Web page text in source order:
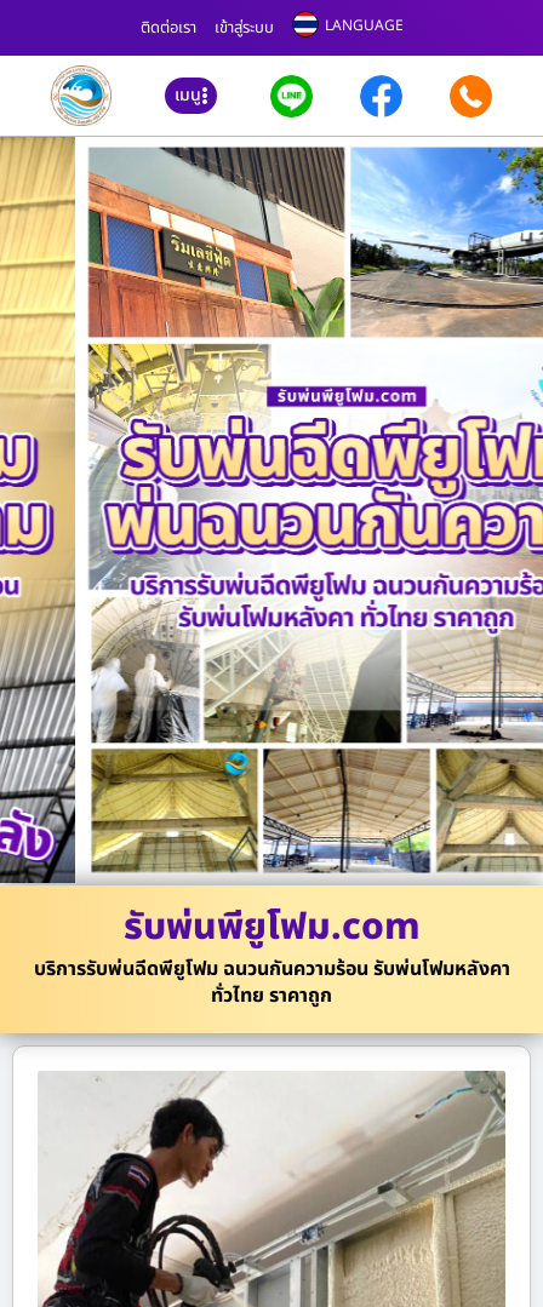
ติดต่อเรา เข้าสู่ระบบ LANGUAGE
เมนู
รับพ่นพียูโฟม.com
บริการรับพ่นฉีดพียูโฟม ฉนวนกันความร้อน รับพ่นโฟมหลังคา
ทั่วไทย ราคาถูก